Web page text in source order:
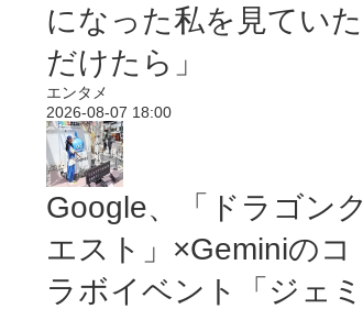
になった私を見ていた
だけたら」
エンタメ
2026-08-07 18:00
Google、「ドラゴンク
エスト」×Geminiのコ
ラボイベント「ジェミ